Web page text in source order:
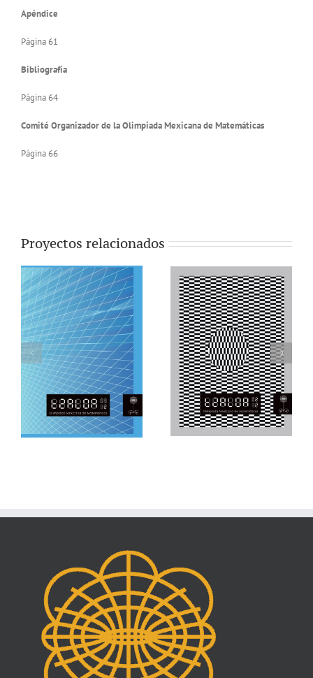
Apéndice
Página 61
Bibliografía
Página 64
Comité Organizador de la Olimpiada Mexicana de Matemáticas
Página 66
Proyectos relacionados